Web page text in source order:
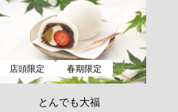
店頭限定 春期限定
とんでも大福